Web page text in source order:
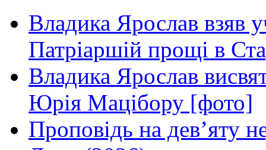
Владика Ярослав взяв
Патріаршій прощі в
Владика Ярослав
Юрія Мацібору [фото]
Проповідь на дев’яту